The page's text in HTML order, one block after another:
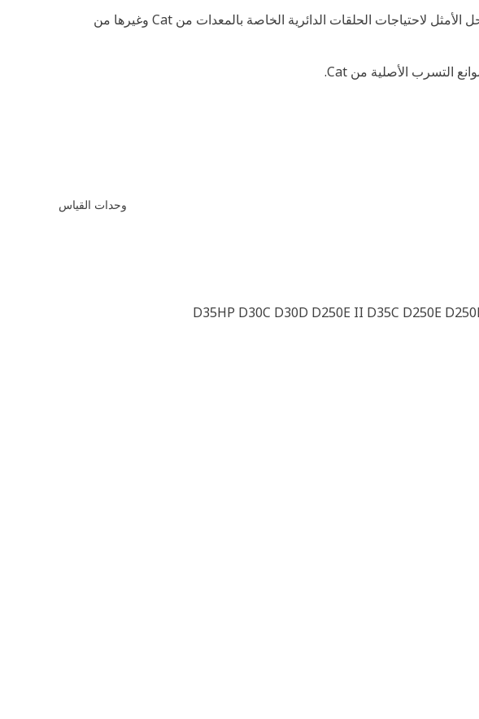
فمن بين ما يزيد عن 2500 حلقة دائرية تختلف من حيث الأحجام والمواد، تعد الحلقات الدائرية من Cat هي الحل الأمثل لاحتياجات الحلقات الدائرية الخاصة بالمعدات من Cat وغيرها من
وحدات القياس
D35HP D30C D30D D250E II D35C D250E